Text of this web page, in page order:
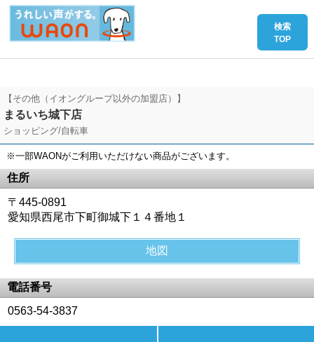
【その他（イオングループ以外の加盟店）】
まるいち城下店
ショッピング/自転車
※一部WAONがご利用いただけない商品がございます。
住所
〒445-0891
愛知県西尾市下町御城下１４番地１
地図
電話番号
0563-54-3837